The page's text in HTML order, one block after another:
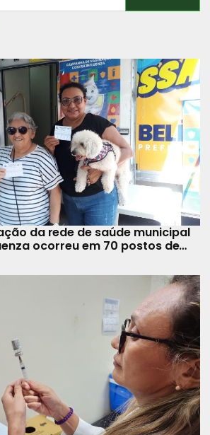
da rede de saúde municipal
ocorreu em 70 postos de